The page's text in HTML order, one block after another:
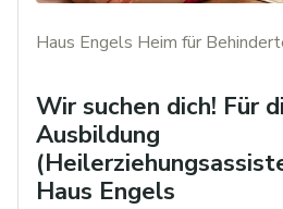
Haus Engels Heim für
Wir suchen dich! Für
Ausbildung
Haus Engels